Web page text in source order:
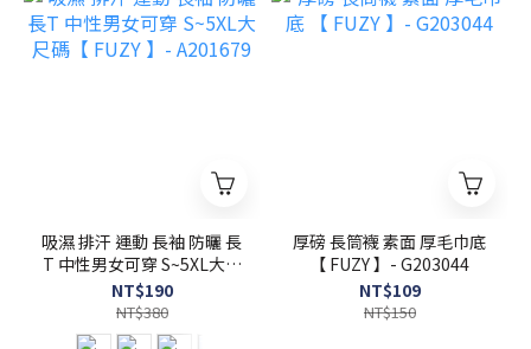
吸濕 排汗 運動 長袖 防曬 長
T 中性男女可穿 S~5XL大尺
碼【 FUZY 】- A201679
NT$190
NT$380
厚磅 長筒襪 素面 厚毛巾底
【 FUZY 】- G203044
NT$109
NT$150